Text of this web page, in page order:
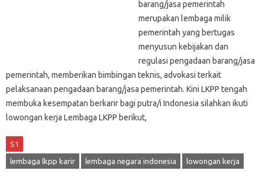
barang/jasa pemerintah
merupakan lembaga milik
pemerintah yang bertugas
menyusun kebijakan dan
regulasi pengadaan barang/jasa
pemerintah, memberikan bimbingan teknis, advokasi terkait
pelaksanaan pengadaan barang/jasa pemerintah. Kini LKPP tengah
membuka kesempatan berkarir bagi putra/i Indonesia silahkan ikuti
lowongan kerja Lembaga LKPP berikut,
S1
lembaga lkpp karir lembaga negara indonesia lowongan kerja